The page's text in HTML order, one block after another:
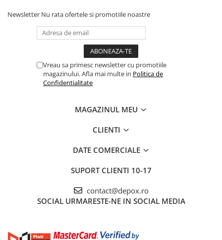
Newsletter Nu rata ofertele si promotiile noastre
Vreau sa primesc newsletter cu promotiile
magazinului. Afla mai multe in Politica de
Confidentialitate
MAGAZINUL MEU
CLIENTI
DATE COMERCIALE
SUPORT CLIENTI 10-17
contact@depox.ro
SOCIAL URMARESTE-NE IN SOCIAL MEDIA